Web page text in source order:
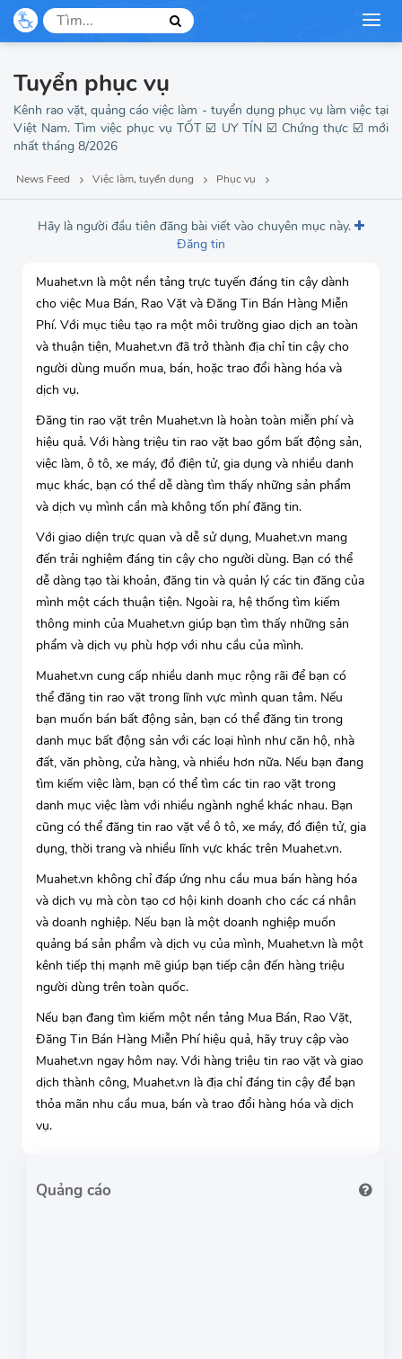
Thợ may
Tuyển phục vụ
Kênh rao vặt, quảng cáo việc làm - tuyển dụng phục vụ làm việc tại
Việt Nam. Tìm việc phục vụ TỐT ☑️ UY TÍN ☑️ Chứng thực ☑️ mới
nhất tháng 8/2026
News Feed Việc làm, tuyển dụng Phục vụ
Hãy là người đầu tiên đăng bài viết vào chuyên mục này.
Đăng tin
Muahet.vn là một nền tảng trực tuyến đáng tin cậy dành
cho việc Mua Bán, Rao Vặt và Đăng Tin Bán Hàng Miễn
Phí. Với mục tiêu tạo ra một môi trường giao dịch an toàn
và thuận tiện, Muahet.vn đã trở thành địa chỉ tin cậy cho
người dùng muốn mua, bán, hoặc trao đổi hàng hóa và
dịch vụ.
Đăng tin rao vặt trên Muahet.vn là hoàn toàn miễn phí và
hiệu quả. Với hàng triệu tin rao vặt bao gồm bất động sản,
việc làm, ô tô, xe máy, đồ điện tử, gia dụng và nhiều danh
mục khác, bạn có thể dễ dàng tìm thấy những sản phẩm
và dịch vụ mình cần mà không tốn phí đăng tin.
Với giao diện trực quan và dễ sử dụng, Muahet.vn mang
đến trải nghiệm đáng tin cậy cho người dùng. Bạn có thể
dễ dàng tạo tài khoản, đăng tin và quản lý các tin đăng của
mình một cách thuận tiện. Ngoài ra, hệ thống tìm kiếm
thông minh của Muahet.vn giúp bạn tìm thấy những sản
phẩm và dịch vụ phù hợp với nhu cầu của mình.
Muahet.vn cung cấp nhiều danh mục rộng rãi để bạn có
thể đăng tin rao vặt trong lĩnh vực mình quan tâm. Nếu
bạn muốn bán bất động sản, bạn có thể đăng tin trong
danh mục bất động sản với các loại hình như căn hộ, nhà
đất, văn phòng, cửa hàng, và nhiều hơn nữa. Nếu bạn đang
tìm kiếm việc làm, bạn có thể tìm các tin rao vặt trong
danh mục việc làm với nhiều ngành nghề khác nhau. Bạn
cũng có thể đăng tin rao vặt về ô tô, xe máy, đồ điện tử, gia
dụng, thời trang và nhiều lĩnh vực khác trên Muahet.vn.
Muahet.vn không chỉ đáp ứng nhu cầu mua bán hàng hóa
và dịch vụ mà còn tạo cơ hội kinh doanh cho các cá nhân
và doanh nghiệp. Nếu bạn là một doanh nghiệp muốn
quảng bá sản phẩm và dịch vụ của mình, Muahet.vn là một
kênh tiếp thị mạnh mẽ giúp bạn tiếp cận đến hàng triệu
người dùng trên toàn quốc.
Nếu bạn đang tìm kiếm một nền tảng Mua Bán, Rao Vặt,
Đăng Tin Bán Hàng Miễn Phí hiệu quả, hãy truy cập vào
Muahet.vn ngay hôm nay. Với hàng triệu tin rao vặt và giao
dịch thành công, Muahet.vn là địa chỉ đáng tin cậy để bạn
thỏa mãn nhu cầu mua, bán và trao đổi hàng hóa và dịch
vụ.